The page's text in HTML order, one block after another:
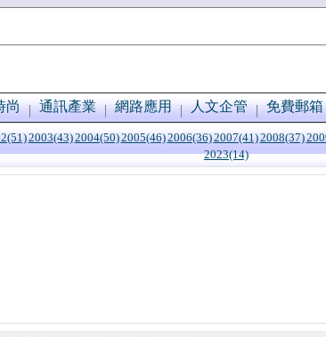
尚 通訊產業 網路應用 人文企管 免費郵箱
2003(43)2004(50)2005(46)2006(36)2007(41)2008(37)
2023(14)